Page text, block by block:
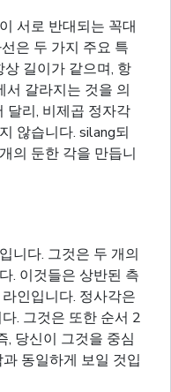
서로 반대되는 꼭대
은 두 가지 주요 특
길이가 같으며, 항
갈라지는 것을 의
달리, 비제곱 정자각
않습니다. silang되
의 둔한 각을 만듭니
니다. 그것은 두 개의
. 이것들은 상반된 측
인입니다. 정사각은
. 그것은 또한 순서 2
, 당신이 그것을 중심
동일하게 보일 것입